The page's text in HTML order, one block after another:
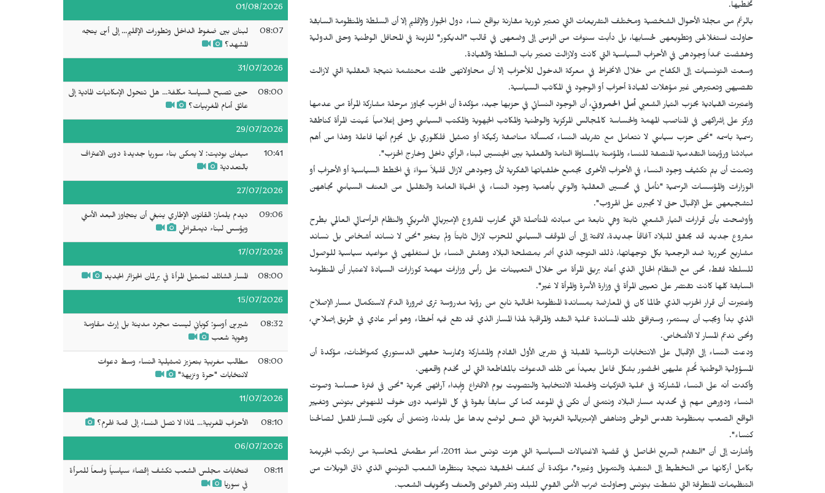
تخطيها.
بالرغم من مجلة الأحوال الشخصية ومختلف التشريعات التي تعتبر ثورية مقارنة بواقع نساء دول الجوار والإقليم إلا أن السلطة والمنظومة السابقة
حاولت استغلالهن وتطويعهن لحسابها، بل دأبت سنوات من الزمن إلى وضعهن في قالب "الديكور" للزينة في المحافل الوطنية وحتى الدولية
وخفضت عمداً وجودهن في الأحزاب السياسية التي كانت ولازالت تعتبر باب السلطة والقيادة.
وسعت التونسيات إلى الكفاح من خلال الانخراط في معركة الدخول للأحزاب إلا أن محاولاتهن ظلت محتشمة نتيجة العقلية التي لازالت
تقصيهن وتعتبرهن غير مؤهلات لقيادة أحزاب أو الوجود في المكاتب السياسية.
واعتبرت القيادية بحزب التيار الشعبي أمل الحمروني، أن الوجود النسائي في حزبها جيد، مؤكدة أن الحزب تجاوز مرحلة مشاركة المرأة من عدمها
وركز على إشراكهن في المناصب المهمة والحساسة كالمجالس المركزية والوطنية والمكاتب الجهوية والمكتب السياسي وحتى إعلامياً عُينت المرأة كناطقة
رسمية باسمه "نحن حزب سياسي لا نتعامل مع تشريك النساء كمسألة مناصفة ركيكة أو تمثيل فلكلوري بل نجزم أنها فاعلة وهذا من أهم
مبادئنا ورؤيتنا التقدمية المنصفة للنساء والمؤمنة بالمساواة التامة والفعلية بين الجنسين لبناء الرأي داخل وخارج الحزب".
وتمنت أن يتم تكثيف وجود النساء في الأحزاب الأخرى بجميع خلفياتها الفكرية لأن وجودهن لازال قليلاً سواءً في الخطط السياسية أو الأحزاب أو
الوزارات والمؤسسات الرسمية "نأمل في تحسين العقلية والوعي بأهمية وجود النساء في الحياة العامة والتقليل من العنف السياسي تجاههن
لتشجيعهن على الإقبال حتى لا تجبرن على الهروب".
وأوضحت بأن قرارات التيار الشعبي ثابتة وهي نابعة من مبادئه المتأصلة التي تحارب المشروع الإمبريالي الأمريكي والنظام الرأسمالي العالمي بطرح
مشروع جديد قد يحقق للبلاد آفاقاً جديدة، لافتة إلى أن الموقف السياسي للحزب لازال ثابتاً ولم يتغير "نحن لا نساند أشخاص بل نساند
مشاريع تحررية ضد الرجعية بكل توجهاتها، ذلك التوجه الذي أضر بمصلحة البلاد وهمّش النساء بل استغلهن في مواعيد سياسية للوصول
للسلطة فقط، نحن مع النظام الحالي الذي أعاد بريق المرأة من خلال التعيينات على رأس وزارات مهمة كوزارات السيادة لاعتبار أن المنظومة
السابقة كلها كانت تقتصر على تعيين المرأة في وزارة الأسرة والمرأة لا غير".
واعتبرت أن قرار الحزب الذي طالما كان في المعارضة بمساندة المنظومة الحالية نابع من رؤية مدروسة ترى ضرورة الدعم لاستكمال مسار الإصلاح
الذي بدأ ويجب أن يستمر، وسترافق تلك المساندة عملية النقد والمراقبة لهذا المسار الذي قد تقع فيه أخطاء وهو أمر عادي في طريق إصلاحي،
ونحن ندعم المسار لا الأشخاص.
ودعت النساء إلى الإقبال على الانتخابات الرئاسية المقبلة في تشرين الأول القادم والمشاركة وممارسة حقهن الدستوري كمواطنات، مؤكدة أن
المسؤولية الوطنية تُحتم عليهن الحضور بشكل فاعل بعيداً عن تلك الدعوات بالمقاطعة التي لن تخدم واقعهن.
وأكدت أنه على النساء المشاركة في عملية التزكيات والحملة الانتخابية والتصويت يوم الاقتراع وإبداء آرائهن بحرية "نحن في فترة حساسة وصوت
النساء ودورهن مهم في تحديد مسار البلاد ونتمنى أن تكن في الموعد كما كن سابقاً بقوة في كل المواعيد دون خوف للنهوض بتونس وتغيير
الواقع الصعب بمنظومة تقدس الوطن وتناهض الإمبريالية الغربية التي تسعى لوضع يدها على بلدنا، ونتمنى أن يكون المسار المقبل لصالحنا
كنساء".
وأشارت إلى أن "التقدم السريع الحاصل في قضية الاغتيالات السياسية التي هزت تونس منذ 2011، أمر مطمئن لمحاسبة من ارتكب الجريمة
بكامل أركانها من التخطيط إلى التنفيذ والتمويل وغيره"، مؤكدة أن كشف الحقيقة نتيجة ينتظرها الشعب التونسي الذي ذاق الويلات من
التنظيمات المتطرفة التي نشطت بتونس وحاولت ضرب الأمن القومي للبلد ونشر الفوضى والعنف وتخويف الشعب.
01/08/2026
08:07
لبنان بين ضغوط الداخل وتطورات الإقليم... إلى أين يتجه
المشهد؟
31/07/2026
08:00
حين تصبح السياسة مكلفة... هل تتحول الإمكانيات المادية إلى
عائق أمام المغربيات؟
29/07/2026
10:41
ميغان بوديت: لا يمكن بناء سوريا جديدة دون الاعتراف
بالتعددية
27/07/2026
09:06
ديدم يلماز: القانون الإطاري ينبغي أن يتجاوز البعد الأمني
ويؤسس لبناء ديمقراطي
17/07/2026
08:00 المسار الشائك لتمثيل المرأة في برلمان الجزائر الجديد
15/07/2026
08:32
شيرين أوسو: كوباني ليست مجرد مدينة بل إرث مقاومة
وهوية شعب
08:00
مطالب مغربية بتعزيز تمثيلية النساء وسط دعوات
لانتخابات "حرة ونزيهة"
11/07/2026
08:10 الأحزاب المغربية... لماذا لا تصل النساء إلى قمة الهرم؟
06/07/2026
08:11
انتخابات مجلس الشعب تكشف إقصاءً سياسياً واسعاً للمرأة
في سوريا